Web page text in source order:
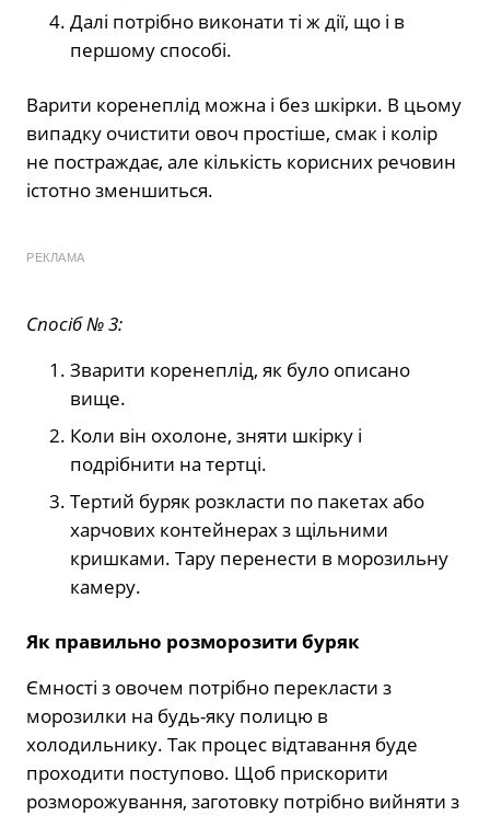
Далі потрібно виконати ті ж дії, що і в
першому способі.
Варити коренеплід можна і без шкірки. В цьому
випадку очистити овоч простіше, смак і колір
не постраждає, але кількість корисних речовин
істотно зменшиться.
РЕКЛАМА
Спосіб № 3:
Зварити коренеплід, як було описано
вище.
Коли він охолоне, зняти шкірку і
подрібнити на тертці.
Тертий буряк розкласти по пакетах або
харчових контейнерах з щільними
кришками. Тару перенести в морозильну
камеру.
Як правильно розморозити буряк
Ємності з овочем потрібно перекласти з
морозилки на будь-яку полицю в
холодильнику. Так процес відтавання буде
проходити поступово. Щоб прискорити
розморожування, заготовку потрібно вийняти з